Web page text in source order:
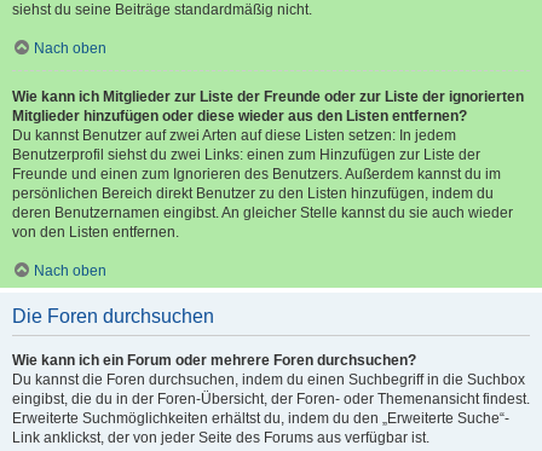
siehst du seine Beiträge standardmäßig nicht.
Nach oben
Wie kann ich Mitglieder zur Liste der Freunde oder zur Liste der ignorierten
Mitglieder hinzufügen oder diese wieder aus den Listen entfernen?
Du kannst Benutzer auf zwei Arten auf diese Listen setzen: In jedem
Benutzerprofil siehst du zwei Links: einen zum Hinzufügen zur Liste der
Freunde und einen zum Ignorieren des Benutzers. Außerdem kannst du im
persönlichen Bereich direkt Benutzer zu den Listen hinzufügen, indem du
deren Benutzernamen eingibst. An gleicher Stelle kannst du sie auch wieder
von den Listen entfernen.
Nach oben
Die Foren durchsuchen
Wie kann ich ein Forum oder mehrere Foren durchsuchen?
Du kannst die Foren durchsuchen, indem du einen Suchbegriff in die Suchbox
eingibst, die du in der Foren-Übersicht, der Foren- oder Themenansicht findest.
Erweiterte Suchmöglichkeiten erhältst du, indem du den „Erweiterte Suche“-
Link anklickst, der von jeder Seite des Forums aus verfügbar ist.